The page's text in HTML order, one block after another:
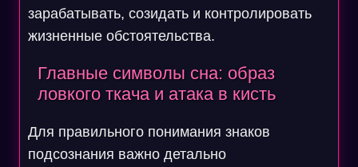
зарабатывать, созидать и контролировать
жизненные обстоятельства.
Главные символы сна: образ
ловкого ткача и атака в кисть
Для правильного понимания знаков
подсознания важно детально